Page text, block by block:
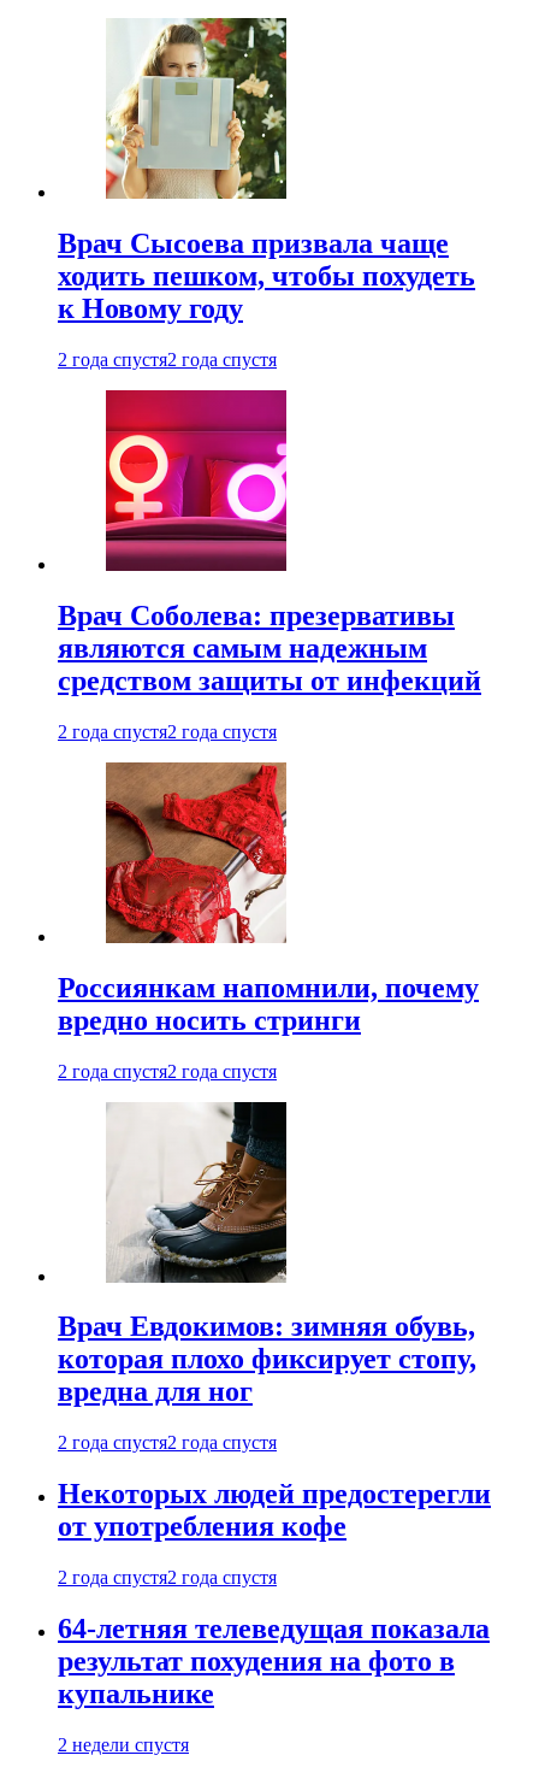
Врач Сысоева призвала чаще
ходить пешком, чтобы похудеть
к Новому году
2 года спустя2 года спустя
Врач Соболева: презервативы
являются самым надежным
средством защиты от инфекций
2 года спустя2 года спустя
Россиянкам напомнили, почему
вредно носить стринги
2 года спустя2 года спустя
Врач Евдокимов: зимняя обувь,
которая плохо фиксирует стопу,
вредна для ног
2 года спустя2 года спустя
Некоторых людей предостерегли
от употребления кофе
2 года спустя2 года спустя
64-летняя телеведущая показала
результат похудения на фото в
купальнике
2 недели спустя